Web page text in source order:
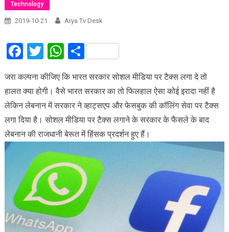
Technology
2019-10-21 Arya Tv Desk
Facebook
Twitter
WhatsApp
Share
जरा कल्पना कीजिए कि भारत सरकार सोशल मीडिया पर टैक्स लगा दे तो
हालत क्या होगी। वैसे भारत सरकार का तो फिलहाल ऐसा कोई इरादा नहीं है
लेकिन लेबनान में सरकार ने व्हाट्सएप और फेसबुक की कॉलिंग सेवा पर टैक्स
लगा दिया है। सोशल मीडिया पर टैक्स लगाने के सरकार के फैसले के बाद
लेबनान की राजधानी बेरूत में हिंसक प्रदर्शन हुए हैं।